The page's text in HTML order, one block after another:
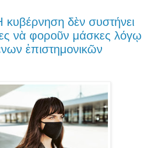
κυβέρνηση δὲν συστήνει
νὰ φοροῦν μάσκες λόγῳ
ἐπιστημονικῶν